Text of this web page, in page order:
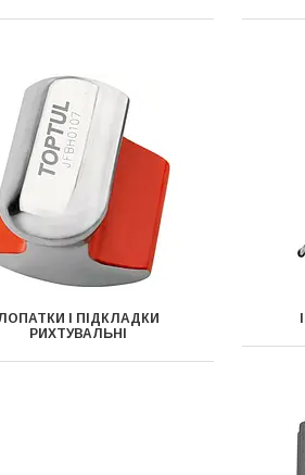
І ПІДКЛАДКИ
РИХТУВАЛЬНІ